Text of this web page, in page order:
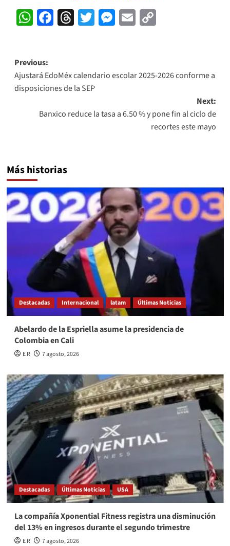
WhatsApp
Facebook
Threads
Twitter
Messenger
EmailCopy
Post
navigation
Previous:
Ajustará EdoMéx calendario escolar 2025-2026 conforme a
disposiciones de la SEP
Next:
Banxico reduce la tasa a 6.50 % y pone fin al ciclo de
recortes este mayo
Más historias
Destacadas Internacional latam Últimas Noticias
Abelardo de la Espriella asume la presidencia de
Colombia en Cali
E R 7 agosto, 2026
Destacadas Últimas Noticias USA
La compañía Xponential Fitness registra una disminución
del 13% en ingresos durante el segundo trimestre
E R 7 agosto, 2026